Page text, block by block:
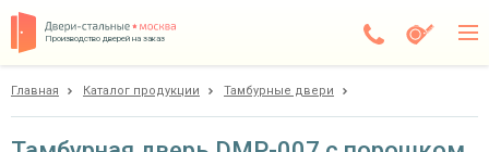
Производство дверей на заказ
Главная Каталог продукции Тамбурные двери